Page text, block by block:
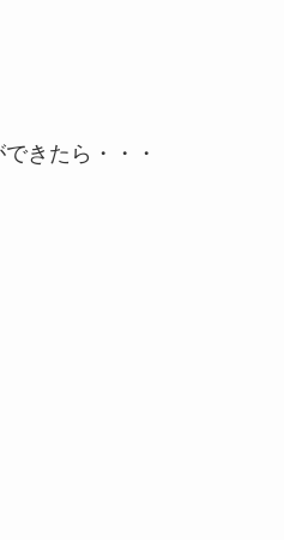
きたら・・・